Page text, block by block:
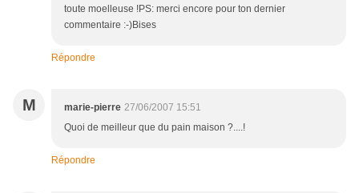
toute moelleuse !PS: merci encore pour ton dernier
commentaire :-)Bises
Répondre
M marie-pierre 27/06/2007 15:51
Quoi de meilleur que du pain maison ?....!
Répondre